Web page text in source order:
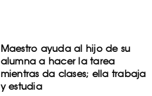
Maestro ayuda al hijo de su
alumna a hacer la tarea
mientras da clases; ella trabaja
y estudia